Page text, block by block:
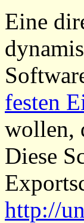
Eine
festen
wollen,
Diese
http://